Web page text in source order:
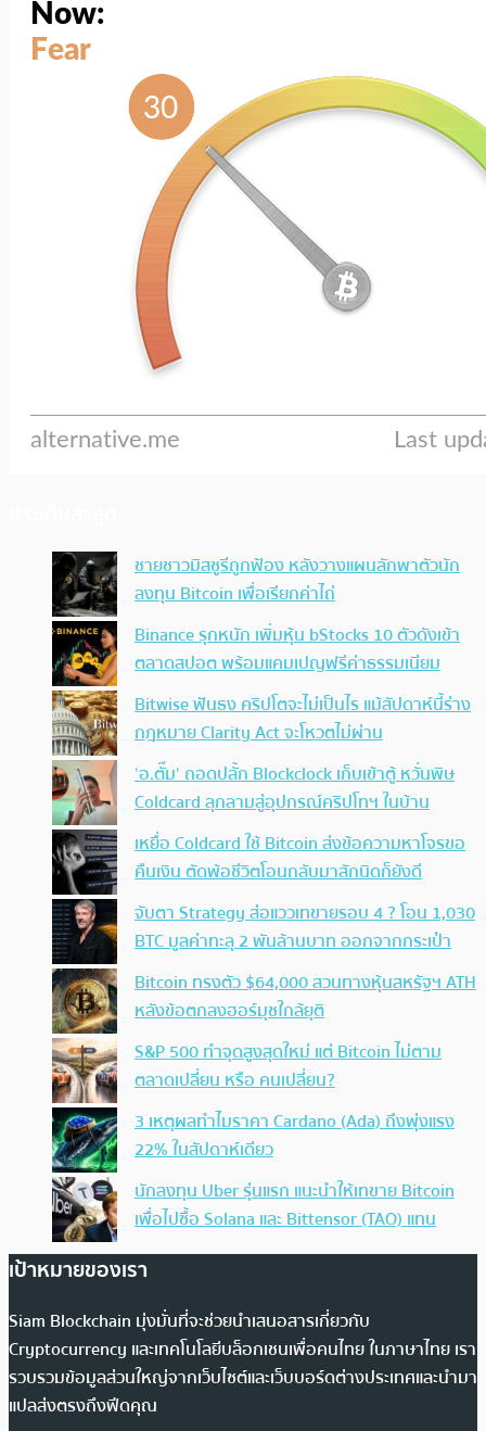
ชายชาวมิสซูรีถูกฟ้อง หลังวางแผนลักพาตัวนัก
ลงทุน Bitcoin เพื่อเรียกค่าไถ่
Binance รุกหนัก เพิ่มหุ้น bStocks 10 ตัวดังเข้า
ตลาดสปอต พร้อมแคมเปญฟรีค่าธรรมเนียม
Bitwise ฟันธง คริปโตจะไม่เป็นไร แม้สัปดาห์นี้ร่าง
กฎหมาย Clarity Act จะโหวตไม่ผ่าน
‘อ.ตั๊ม’ ถอดปลั้ก Blockclock เก็บเข้าตู้ หวั่นพิษ
Coldcard ลุกลามสู่อุปกรณ์คริปโทฯ ในบ้าน
เหยื่อ Coldcard ใช้ Bitcoin ส่งข้อความหาโจรขอ
คืนเงิน ตัดพ้อชีวิตโอนกลับมาสักนิดก็ยังดี
จับตา Strategy ส่อแววเทขายรอบ 4 ? โอน 1,030
BTC มูลค่าทะลุ 2 พันล้านบาท ออกจากกระเป๋า
Bitcoin ทรงตัว $64,000 สวนทางหุ้นสหรัฐฯ ATH
หลังข้อตกลงฮอร์มุซใกล้ยุติ
S&P 500 ทำจุดสูงสุดใหม่ แต่ Bitcoin ไม่ตาม
ตลาดเปลี่ยน หรือ คนเปลี่ยน?
3 เหตุผลทำไมราคา Cardano (Ada) ถึงพุ่งแรง
22% ในสัปดาห์เดียว
นักลงทุน Uber รุ่นแรก แนะนำให้เทขาย Bitcoin
เพื่อไปซื้อ Solana และ Bittensor (TAO) แทน
เป้าหมายของเรา
Siam Blockchain มุ่งมั่นที่จะช่วยนำเสนอสารเกี่ยวกับ
Cryptocurrency และเทคโนโลยีบล็อกเชนเพื่อคนไทย ในภาษาไทย เรา
รวบรวมข้อมูลส่วนใหญ่จากเว็บไซต์และเว็บบอร์ดต่างประเทศและนำมา
แปลส่งตรงถึงฟีดคุณ